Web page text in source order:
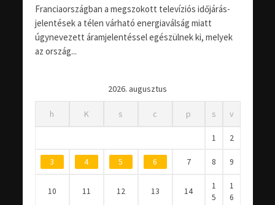
Franciaországban a megszokott televíziós időjárás-
jelentések a télen várható energiaválság miatt
úgynevezett áramjelentéssel egészülnek ki, melyek
az ország...
2026. augusztus
h K s c p s v
1 2
3 4 5 6 7 8 9
10 11 12 13 14
1
5
1
6